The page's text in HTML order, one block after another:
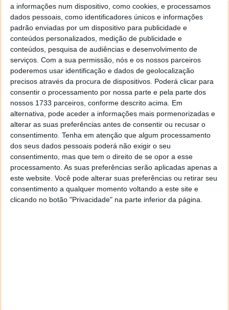
a informações num dispositivo, como cookies, e processamos
dados pessoais, como identificadores únicos e informações
padrão enviadas por um dispositivo para publicidade e
conteúdos personalizados, medição de publicidade e
conteúdos, pesquisa de audiências e desenvolvimento de
serviços. Com a sua permissão, nós e os nossos parceiros
poderemos usar identificação e dados de geolocalização
precisos através da procura de dispositivos. Poderá clicar para
consentir o processamento por nossa parte e pela parte dos
nossos 1733 parceiros, conforme descrito acima. Em
alternativa, pode aceder a informações mais pormenorizadas e
alterar as suas preferências antes de consentir ou recusar o
consentimento. Tenha em atenção que algum processamento
dos seus dados pessoais poderá não exigir o seu
consentimento, mas que tem o direito de se opor a esse
processamento. As suas preferências serão aplicadas apenas a
este website. Você pode alterar suas preferências ou retirar seu
consentimento a qualquer momento voltando a este site e
clicando no botão "Privacidade" na parte inferior da página.